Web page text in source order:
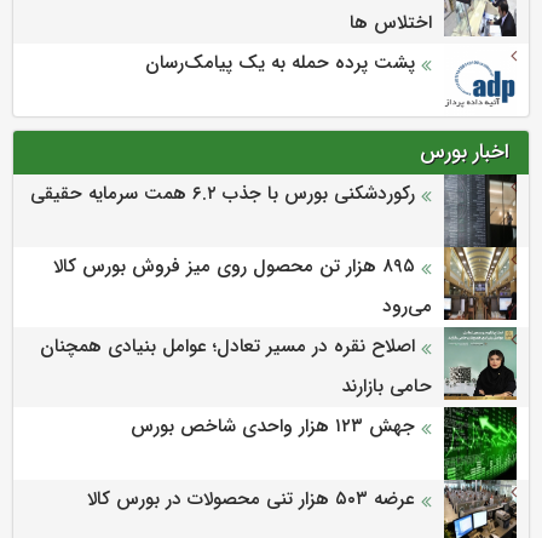
اختلاس ها
پشت پرده حمله به یک پیامک‌رسان
اخبار بورس
رکوردشکنی بورس با جذب ۶.۲ همت سرمایه حقیقی
۸۹۵ هزار تن محصول روی میز فروش بورس کالا
می‌‌رود
اصلاح نقره در مسیر تعادل؛ عوامل بنیادی همچنان
حامی بازارند
جهش ۱۲۳ هزار واحدی شاخص بورس
عرضه ۵۰۳ هزار تنی محصولات در بورس کالا